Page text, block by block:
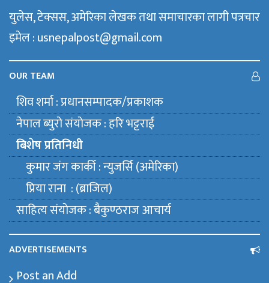
युलेस, टेक्सस, अमेरिका लेखक तथा समाचारका लागी पत्रचार
इमेल : usnepalpost@gmail.com
OUR TEAM
शिव शर्मा : प्रधानसम्पादक/प्रकाशक
नेपाल ब्युराे संयाेजक : हरि भट्टराई
बिशेष प्रतिनिधी
कुमार जंग कार्की : न्युजर्सि (अमेरिका)
प्रिया राना : (ब्राजिल)
साहित्य संयाेजक : बैकुण्ठराज आचार्य
ADVERTISEMENTS
Post an Add